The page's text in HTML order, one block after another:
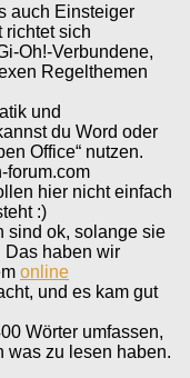
auch Einsteiger
richtet sich
Oh!-Verbundene,
Regelthemen
und
du Word oder
Office“ nutzen.
forum.com
hier nicht einfach
:)
sind ok, solange sie
Das haben wir
online
und es kam gut
Wörter umfassen,
was zu lesen haben.